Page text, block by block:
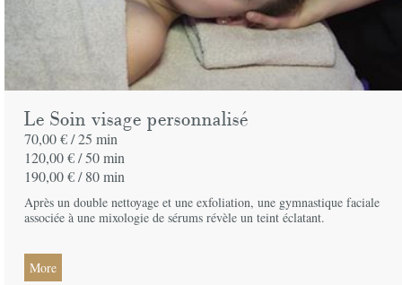
Le Soin visage personnalisé
70,00 € /25 min
120,00 € /50 min
190,00 € /80 min
Après un double nettoyage et une exfoliation, une gymnastique faciale
associée à une mixologie de sérums révèle un teint éclatant.
More